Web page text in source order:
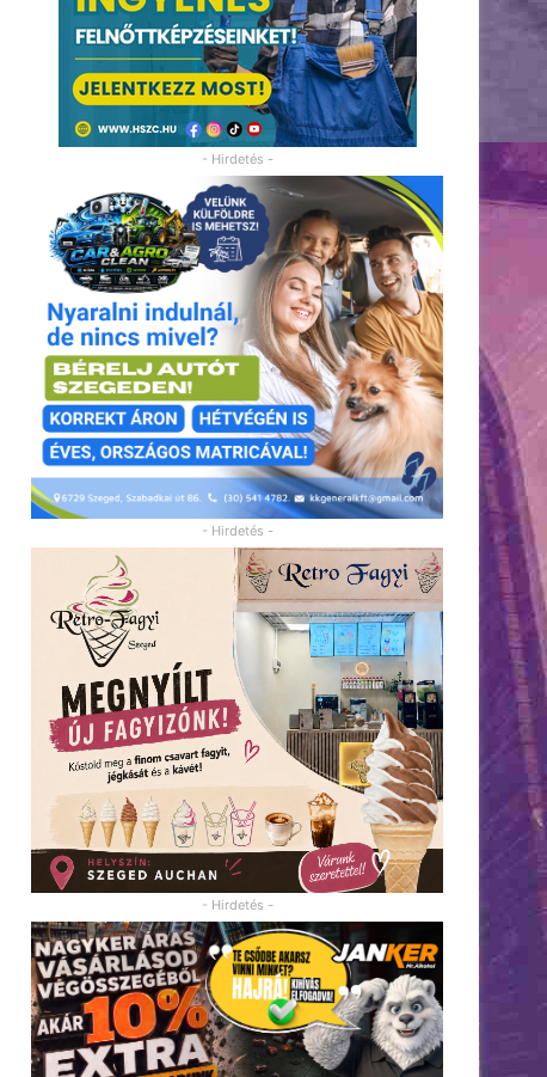
- Hirdetés -
- Hirdetés -
- Hirdetés -